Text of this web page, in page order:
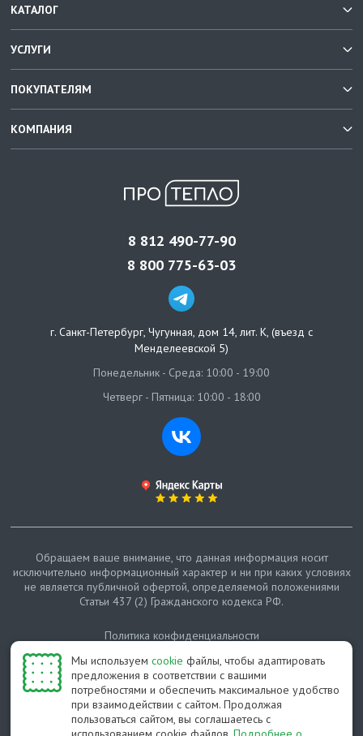
Мы используем cookie файлы, чтобы адаптировать
предложения в соответствии с вашими
потребностями и обеспечить максимальное удобство
при взаимодействии с сайтом. Продолжая
пользоваться сайтом, вы соглашаетесь с
КАТАЛОГ
УСЛУГИ
ПОКУПАТЕЛЯМ
КОМПАНИЯ
8 812 490-77-90
8 800 775-63-03
г. Санкт-Петербург, Чугунная, дом 14, лит. К, (въезд с
Менделеевской 5)
Понедельник - Среда: 10:00 - 19:00
Четверг - Пятница: 10:00 - 18:00
© Протепло-СПб, 2011-2026
Обращаем ваше внимание, что данная информация носит
исключительно информационный характер и ни при каких условиях
не является публичной офертой, определяемой положениями
Статьи 437 (2) Гражданского кодекса РФ.
Политика конфиденциальности
Карта сайта
Разработано студией Feel Good St